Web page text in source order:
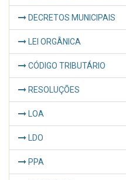
DECRETOS MUNICIPAIS
LEI ORGÂNICA
CÓDIGO TRIBUTÁRIO
RESOLUÇÕES
LOA
LDO
PPA